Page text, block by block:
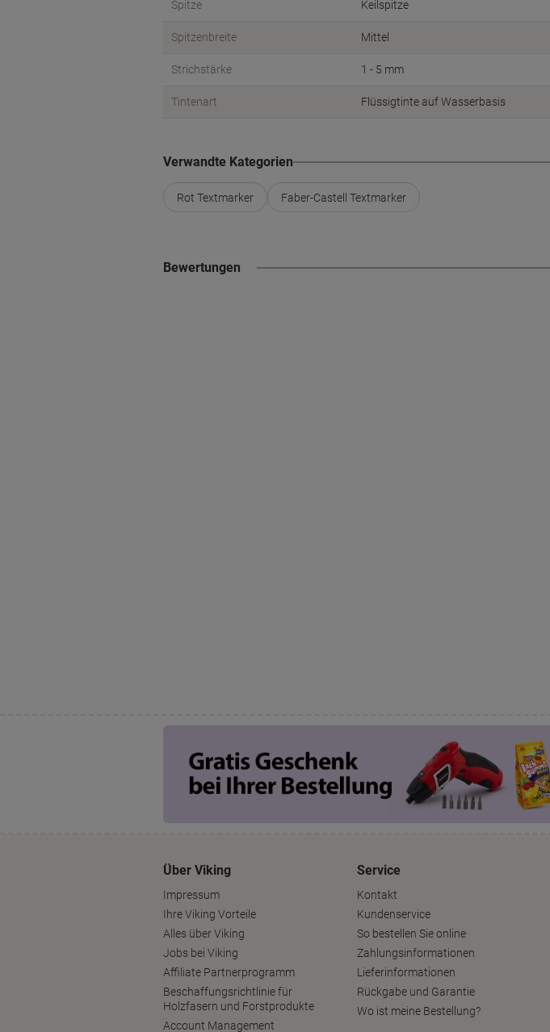
Spitze Keilspitze
Spitzenbreite Mittel
Strichstärke 1 - 5 mm
Tintenart Flüssigtinte auf Wasserbasis
Verwandte Kategorien
Rot Textmarker Faber-Castell Textmarker
Bewertungen
Über Viking
Impressum
Ihre Viking Vorteile
Alles über Viking
Jobs bei Viking
Affiliate Partnerprogramm
Beschaffungsrichtlinie für
Holzfasern und Forstprodukte
Account Management
Service
Kontakt
Kundenservice
So bestellen Sie online
Zahlungsinformationen
Lieferinformationen
Rückgabe und Garantie
Wo ist meine Bestellung?